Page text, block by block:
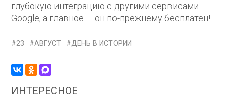
глубокую интеграцию с другими сервисами
Google, а главное — он по-прежнему бесплатен!
23 АВГУСТ ДЕНЬ В ИСТОРИИ
ИНТЕРЕСНОЕ